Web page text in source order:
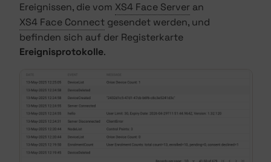
Ereignissen, die vom XS4 Face Server an
XS4 Face Connect gesendet werden, und
befinden sich auf der Registerkarte
Ereignisprotokolle.